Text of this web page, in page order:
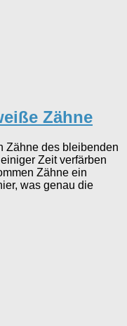
Zähne
Zähne des bleibenden
Zeit verfärben
Zähne ein
was genau die